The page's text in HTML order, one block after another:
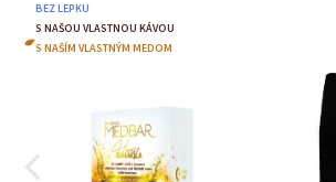
BEZ LEPKU
S NAŠOU VLASTNOU KÁVOU
S NAŠÍM VLASTNÝM MEDOM